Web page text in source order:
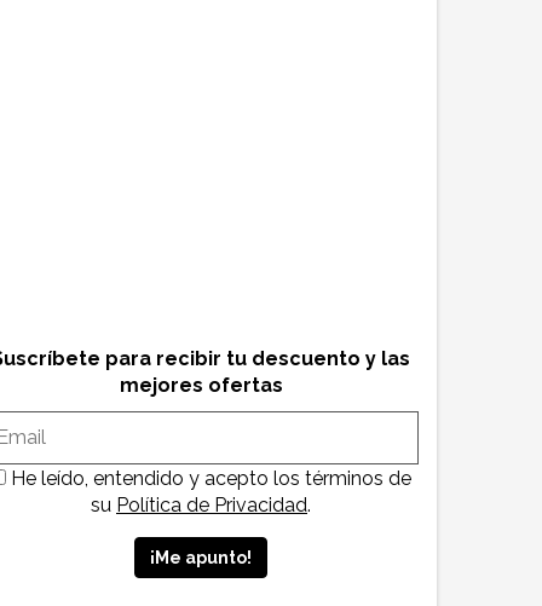
para recibir tu descuento y las
mejores ofertas
He leído, entendido y acepto los términos de
su Política de Privacidad.